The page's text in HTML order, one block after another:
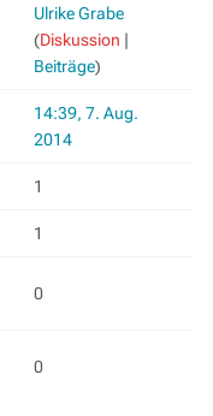
Ulrike Grabe
(Diskussion |
Beiträge)
14:39, 7. Aug.
2014
1
1
0
0